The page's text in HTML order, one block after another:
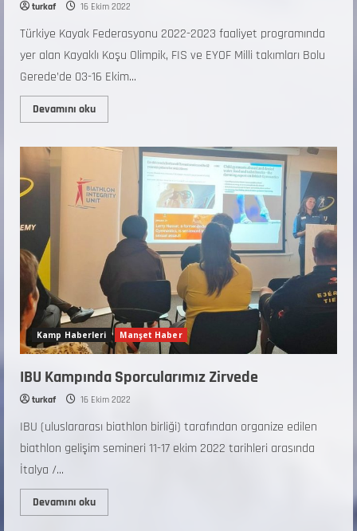
turkaf 16 Ekim 2022
Türkiye Kayak Federasyonu 2022-2023 faaliyet programında
yer alan Kayaklı Koşu Olimpik, FIS ve EYOF Milli takımları Bolu
Gerede’de 03-16 Ekim...
Devamını oku
Kamp Haberleri Manşet Haber
IBU Kampında Sporcularımız Zirvede
turkaf 16 Ekim 2022
IBU (uluslararası biathlon birliği) tarafından organize edilen
biathlon gelişim semineri 11-17 ekim 2022 tarihleri arasında
İtalya /...
Devamını oku